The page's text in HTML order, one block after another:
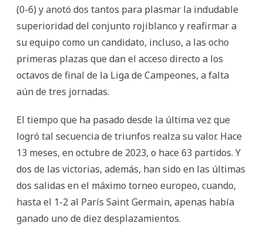
(0-6) y anotó dos tantos para plasmar la indudable
superioridad del conjunto rojiblanco y reafirmar a
su equipo como un candidato, incluso, a las ocho
primeras plazas que dan el acceso directo a los
octavos de final de la Liga de Campeones, a falta
aún de tres jornadas.
El tiempo que ha pasado desde la última vez que
logró tal secuencia de triunfos realza su valor. Hace
13 meses, en octubre de 2023, o hace 63 partidos. Y
dos de las victorias, además, han sido en las últimas
dos salidas en el máximo torneo europeo, cuando,
hasta el 1-2 al París Saint Germain, apenas había
ganado uno de diez desplazamientos.